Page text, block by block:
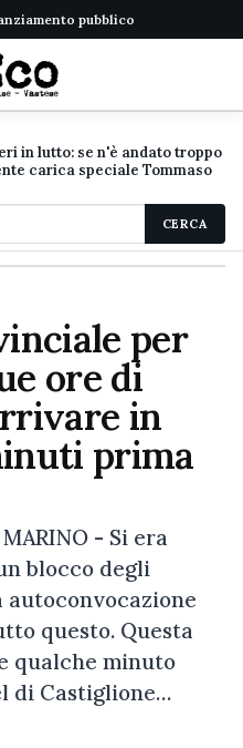
pubblico
in lutto: se n'è andato troppo
carica speciale Tommaso
CERCA
per
ore di
in
prima
MARINO - Si era
blocco degli
autoconvocazione
questo. Questa
qualche minuto
di Castiglione…